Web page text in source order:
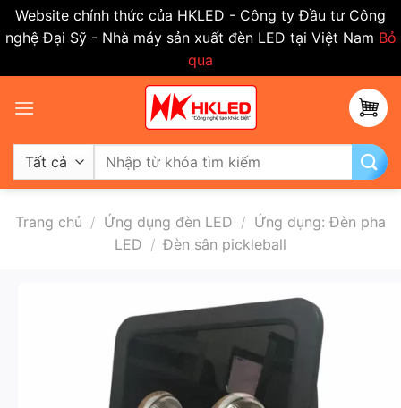
Website chính thức của HKLED - Công ty Đầu tư Công
nghệ Đại Sỹ - Nhà máy sản xuất đèn LED tại Việt Nam Bỏ
qua
qua
dung
Tìm
kiếm:
Trang chủ / Ứng dụng đèn LED / Ứng dụng: Đèn pha
LED / Đèn sân pickleball